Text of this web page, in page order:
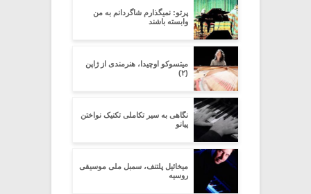
پرتو: نمیگذارم شاگردانم به من
وابسته باشند
میتسوکو اوچیدا، هنرمندی از ژاپن
(۲)
نگاهی به سیر تکاملی تکنیک نواختن
پیانو
میخائیل پلتنف، سمبل ملی موسیقی
روسیه